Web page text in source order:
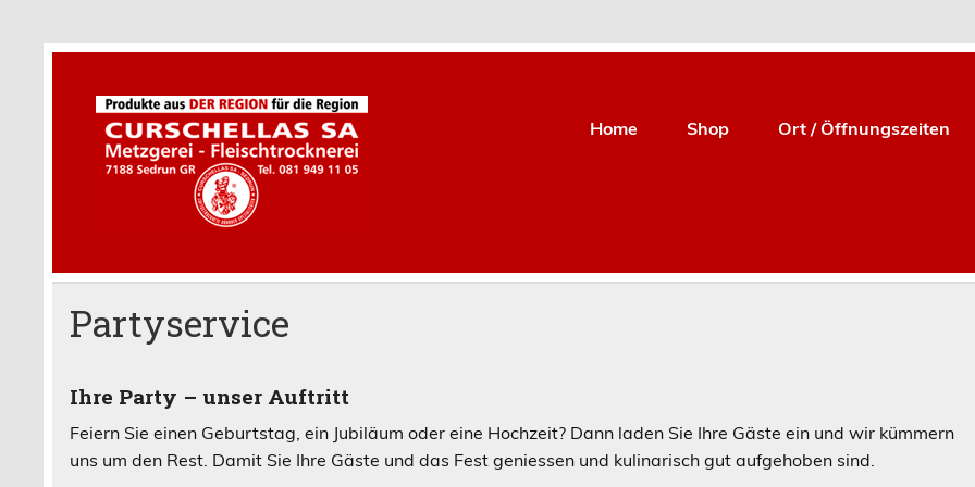
content
Metzgerei Curschellas
Home Shop Ort / Öffnungszeiten
Partyservice
Ihre Party – unser Auftritt
Feiern Sie einen Geburtstag, ein Jubiläum oder eine Hochzeit? Dann laden Sie Ihre Gäste ein und wir kümmern
uns um den Rest. Damit Sie Ihre Gäste und das Fest geniessen und kulinarisch gut aufgehoben sind.